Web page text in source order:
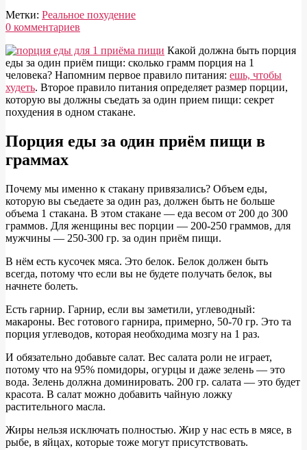
Метки: Реальное похудение
0 комментариев
Как
правильно
питаться
чтобы
похудеть
—
еды
Какой должна быть порция
еды за один приём пищи: сколько грамм порция на 1
человека? Напомним первое правило питания: ешь, чтобы
худеть. Второе правило питания определяет размер порции,
которую вы должны съедать за один прием пищи: секрет
похудения в одном стакане.
Порция еды за один приём пищи в
граммах
Почему мы именно к стакану привязались? Объем еды,
которую вы съедаете за один раз, должен быть не больше
объема 1 стакана. В этом стакане — еда весом от 200 до 300
граммов. Для женщины вес порции — 200-250 граммов, для
мужчины — 250-300 гр. за один приём пищи.
В нём есть кусочек мяса. Это белок. Белок должен быть
всегда, потому что если вы не будете получать белок, вы
начнете болеть.
Есть гарнир. Гарнир, если вы заметили, углеводный:
макароны. Вес готового гарнира, примерно, 50-70 гр. Это та
порция углеводов, которая необходима мозгу на 1 раз.
И обязательно добавьте салат. Вес салата роли не играет,
потому что на 95% помидоры, огурцы и даже зелень — это
вода. Зелень должна доминировать. 200 гр. салата — это будет
красота. В салат можно добавить чайную ложку
растительного масла.
Жиры нельзя исключать полностью. Жир у нас есть в мясе, в
рыбе, в яйцах, которые тоже могут присутствовать.